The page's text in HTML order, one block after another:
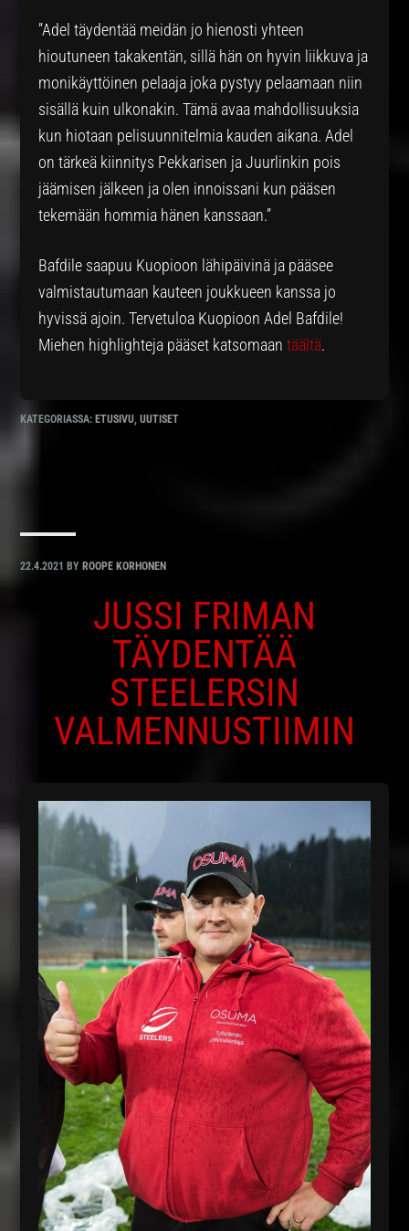
”Adel täydentää meidän jo hienosti yhteen
hioutuneen takakentän, sillä hän on hyvin liikkuva ja
monikäyttöinen pelaaja joka pystyy pelaamaan niin
sisällä kuin ulkonakin. Tämä avaa mahdollisuuksia
kun hiotaan pelisuunnitelmia kauden aikana. Adel
on tärkeä kiinnitys Pekkarisen ja Juurlinkin pois
jäämisen jälkeen ja olen innoissani kun pääsen
tekemään hommia hänen kanssaan.”
Bafdile saapuu Kuopioon lähipäivinä ja pääsee
valmistautumaan kauteen joukkueen kanssa jo
hyvissä ajoin. Tervetuloa Kuopioon Adel Bafdile!
Miehen highlighteja pääset katsomaantäältä.
KATEGORIASSA: ETUSIVU,UUTISET
22.4.2021 BY ROOPE KORHONEN
JUSSI FRIMAN
TÄYDENTÄÄ
STEELERSIN
VALMENNUSTIIMIN